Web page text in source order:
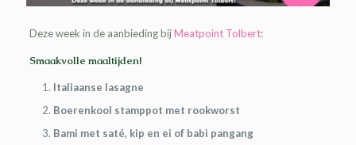
Deze week in de aanbieding bijMeatpoint Tolbert:
Smaakvolle maaltijden!
Italiaanse lasagne
Boerenkool stamppot met rookworst
Bami met saté, kip en ei of babi pangang